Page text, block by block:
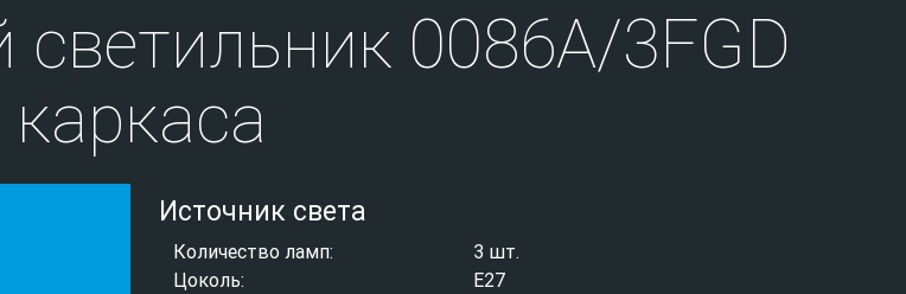
0086A/3FGD
Источник света
Количество ламп:
3 шт.
Цоколь:
E27